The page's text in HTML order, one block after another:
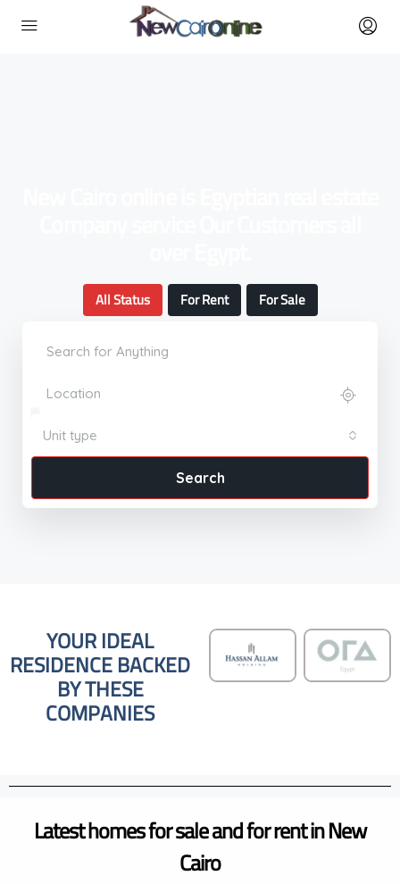
All Status For Rent For Sale
Unit type
Search
YOUR IDEAL
RESIDENCE BACKED
BY THESE
COMPANIES
Latest homes for sale and for rent in New
Cairo